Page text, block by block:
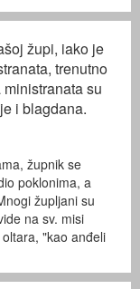
župi, iako je
trenutno
su
i blagdana.
župnik se
poklonima, a
župljani su
na sv. misi
"kao anđeli